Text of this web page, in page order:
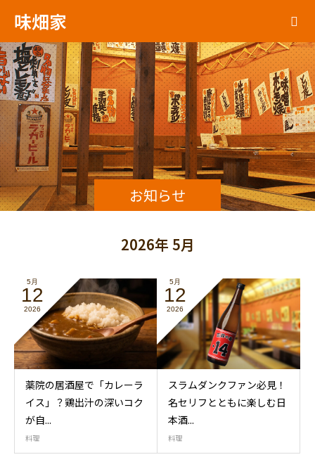
味畑家
お知らせ
2026年 5月
5月
12
2026
薬院の居酒屋で「カレーラ
イス」？鶏出汁の深いコク
が自...
料理
5月
12
2026
スラムダンクファン必見！
名セリフとともに楽しむ日
本酒...
料理